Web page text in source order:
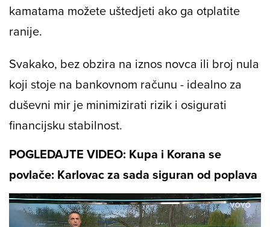
kamatama možete uštedjeti ako ga otplatite
ranije.
Svakako, bez obzira na iznos novca ili broj nula
koji stoje na bankovnom računu - idealno za
duševni mir je minimizirati rizik i osigurati
financijsku stabilnost.
POGLEDAJTE VIDEO: Kupa i Korana se
povlače: Karlovac za sada siguran od poplava